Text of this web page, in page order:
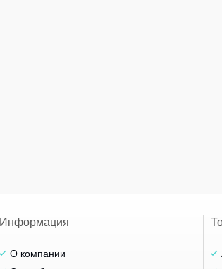
Информация
О компании